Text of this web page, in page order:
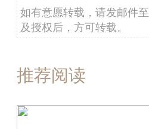
如有意愿转载，请发邮件至
及授权后，方可转载。
推荐阅读